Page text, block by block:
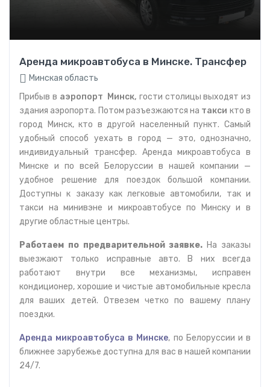
Аренда микроавтобуса в Минске. Трансфер
Минская область
Прибыв в аэропорт Минск, гости столицы выходят из
здания аэропорта. Потом разъезжаются на такси кто в
город Минск, кто в другой населенный пункт. Самый
удобный способ уехать в город — это, однозначно,
индивидуальный трансфер. Аренда микроавтобуса в
Минске и по всей Белоруссии в нашей компании —
удобное решение для поездок большой компании.
Доступны к заказу как легковые автомобили, так и
такси на минивэне и микроавтобусе по Минску и в
другие областные центры.
Работаем по предварительной заявке. На заказы
выезжают только исправные авто. В них всегда
работают внутри все механизмы, исправен
кондиционер, хорошие и чистые автомобильные кресла
для ваших детей. Отвезем четко по вашему плану
поездки.
Аренда микроавтобуса в Минске, по Белоруссии и в
ближнее зарубежье доступна для вас в нашей компании
24/7.